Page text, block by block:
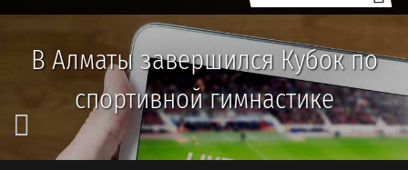
В Алматы завершился Кубок по
спортивной гимнастике